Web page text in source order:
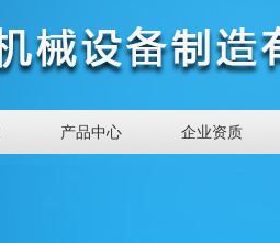
产品中心 企业资质